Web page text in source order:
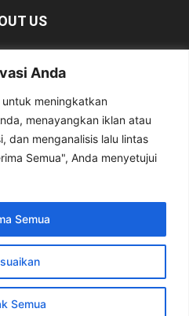
Anda
meningkatkan
menayangkan iklan atau
dan menganalisis lalu lintas
Semua", Anda menyetujui
Semua
Semua
US
bersumber dari berbagai
US
Siber Privacy Policy Kirim Berita